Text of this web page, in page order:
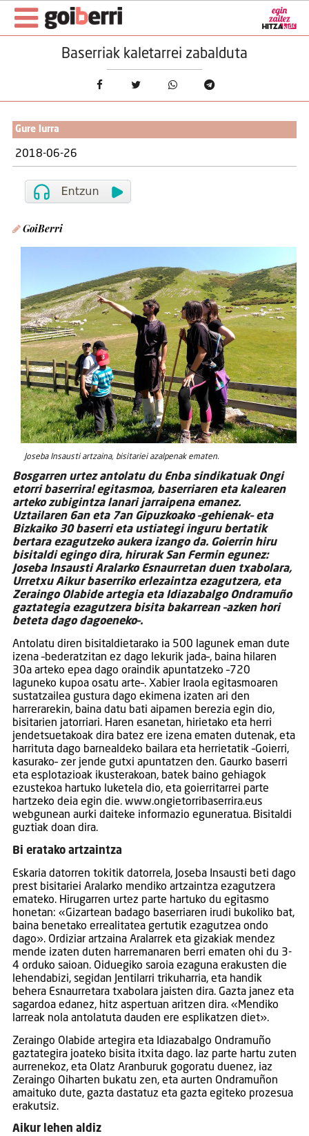
Baserriak kaletarrei zabalduta
Gure lurra
2018-06-26
GoiBerri
Joseba Insausti artzaina, bisitariei azalpenak ematen.
Bosgarren urtez antolatu du Enba sindikatuak Ongi
etorri baserrira! egitasmoa, baserriaren eta kalearen
arteko zubigintza lanari jarraipena emanez.
Uztailaren 6an eta 7an Gipuzkoako –gehienak– eta
Bizkaiko 30 baserri eta ustiategi inguru bertatik
bertara ezagutzeko aukera izango da. Goierrin hiru
bisitaldi egingo dira, hirurak San Fermin egunez:
Joseba Insausti Aralarko Esnaurretan duen txabolara,
Urretxu Aikur baserriko erlezaintza ezagutzera, eta
Zeraingo Olabide artegia eta Idiazabalgo Ondramuño
gaztategia ezagutzera bisita bakarrean –azken hori
beteta dago dagoeneko–.
Antolatu diren bisitaldietarako ia 500 lagunek eman dute
izena –bederatzitan ez dago lekurik jada–, baina hilaren
30a arteko epea dago oraindik apuntatzeko –720
laguneko kupoa osatu arte–. Xabier Iraola egitasmoaren
sustatzailea gustura dago ekimena izaten ari den
harrerarekin, baina datu bati aipamen berezia egin dio,
bisitarien jatorriari. Haren esanetan, hirietako eta herri
jendetsuetakoak dira batez ere izena ematen dutenak, eta
harrituta dago barnealdeko bailara eta herrietatik –Goierri,
kasurako– zer jende gutxi apuntatzen den. Gaurko baserri
eta esplotazioak ikusterakoan, batek baino gehiagok
ezustekoa hartuko luketela dio, eta goierritarrei parte
hartzeko deia egin die. www.ongietorribaserrira.eus
webgunean aurki daiteke informazio eguneratua. Bisitaldi
guztiak doan dira.
Bi eratako artzaintza
Eskaria datorren tokitik datorrela, Joseba Insausti beti dago
prest bisitariei Aralarko mendiko artzaintza ezagutzera
emateko. Hirugarren urtez parte hartuko du egitasmo
honetan: «Gizartean badago baserriaren irudi bukoliko bat,
baina benetako errealitatea gertutik ezagutzea ondo
dago». Ordiziar artzaina Aralarrek eta gizakiak mendez
mende izaten duten harremanaren berri ematen ohi du 3-
4 orduko saioan. Oiduegiko saroia ezaguna erakusten die
lehendabizi, segidan Jentilarri trikuharria, eta handik
behera Esnaurretara txabolara jaisten dira. Gazta janez eta
sagardoa edanez, hitz aspertuan aritzen dira. «Mendiko
larreak nola antolatuta dauden ere esplikatzen diet».
Zeraingo Olabide artegira eta Idiazabalgo Ondramuño
gaztategira joateko bisita itxita dago. Iaz parte hartu zuten
aurrenekoz, eta Olatz Aranburuk gogoratu duenez, iaz
Zeraingo Oiharten bukatu zen, eta aurten Ondramuñon
amaituko dute, gazta dastatuz eta gazta egiteko prozesua
erakutsiz.
Aikur lehen aldiz